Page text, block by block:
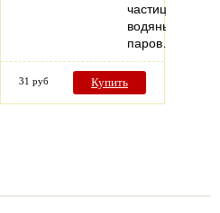
частиц,
водяных
паров…
31 руб Купить